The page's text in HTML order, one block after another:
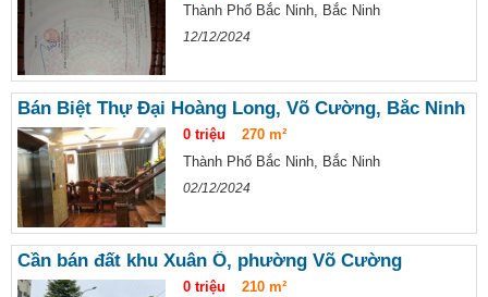
Thành Phố Bắc Ninh, Bắc Ninh
12/12/2024
Bán Biệt Thự Đại Hoàng Long, Võ Cường, Bắc Ninh
0 triệu
270 m²
Thành Phố Bắc Ninh, Bắc Ninh
02/12/2024
Cần bán đất khu Xuân Ổ, phường Võ Cường
0 triệu
210 m²